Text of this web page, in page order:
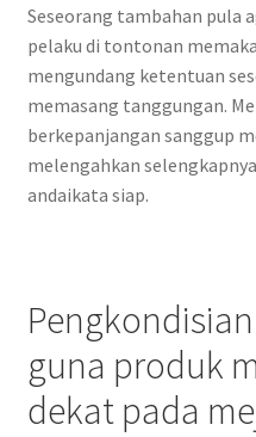
Seseorang tambahan pula
pelaku di tontonan
mengundang ketentuan
memasang tanggungan.
berkepanjangan sanggup
melengahkan
andaikata siap.
guna produk
dekat pada